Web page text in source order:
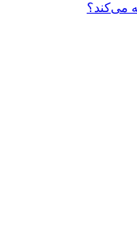
می‌کند؟